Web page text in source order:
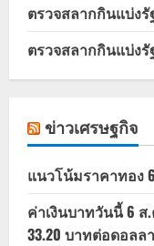
ตรวจสลากกินแบ่งรั
ตรวจสลากกินแบ่งรั
ข่าวเศรษฐกิจ
แนวโน้มราคาทอง
ค่าเงินบาทวันนี้ 6 ส
33.20 บาทต่อดอลล